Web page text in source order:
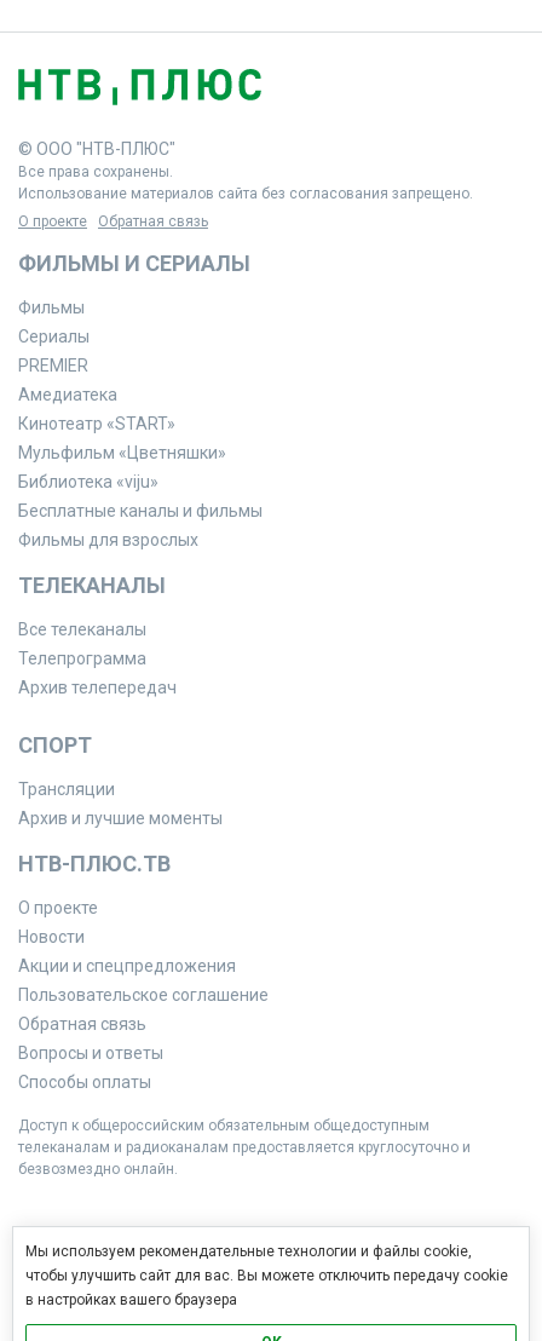
© ООО "НТВ-ПЛЮС"
Все права сохранены.
Использование материалов сайта без согласования запрещено.
О проекте
Обратная связь
ФИЛЬМЫ И СЕРИАЛЫ
Фильмы
Сериалы
PREMIER
Амедиатека
Кинотеатр «START»
Мульфильм «Цветняшки»
Библиотека «viju»
Бесплатные каналы и фильмы
Фильмы для взрослых
ТЕЛЕКАНАЛЫ
Все телеканалы
Телепрограмма
Архив телепередач
СПОРТ
Трансляции
Архив и лучшие моменты
НТВ-ПЛЮС.ТВ
О проекте
Новости
Акции и спецпредложения
Пользовательское соглашение
Обратная связь
Вопросы и ответы
Способы оплаты
Доступ к общероссийским обязательным общедоступным
телеканалам и радиоканалам предоставляется круглосуточно и
безвозмездно онлайн.
Мы используем рекомендательные технологии и файлы cookie,
чтобы улучшить сайт для вас. Вы можете отключить передачу cookie
в настройках вашего браузера